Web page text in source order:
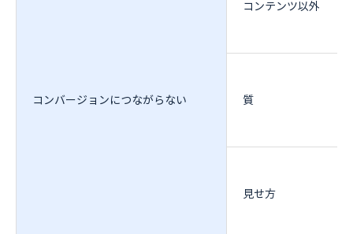
コンバージョンにつながらない
コンテンツ以外
質
見せ方